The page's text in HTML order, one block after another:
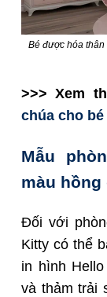
Bé được hóa
>>> Xem
chúa cho
Mẫu
màu hồng
Đối với
Kitty có thể
in hình
và thảm trải